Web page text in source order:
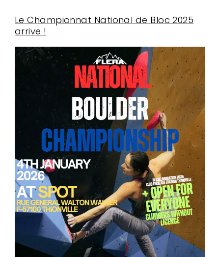
Le Championnat National de Bloc 2025
arrive !